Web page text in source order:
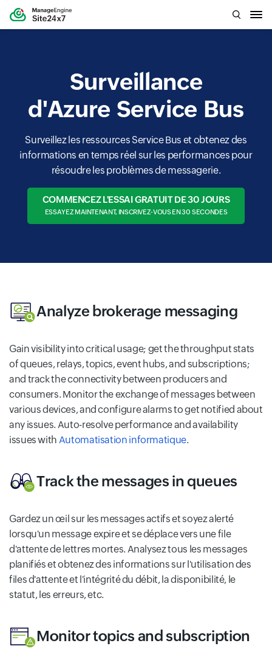
Surveillance
d'Azure Service Bus
Surveillez les ressources Service Bus et obtenez des
informations en temps réel sur les performances pour
résoudre les problèmes de messagerie.
COMMENCEZ L'ESSAI GRATUIT DE 30 JOURS
ESSAYEZ MAINTENANT, INSCRIVEZ-VOUS EN 30 SECONDES
Analyze brokerage messaging
Gain visibility into critical usage; get the throughput stats
of queues, relays, topics, event hubs, and subscriptions;
and track the connectivity between producers and
consumers. Monitor the exchange of messages between
various devices, and configure alarms to get notified about
any issues. Auto-resolve performance and availability
issues with Automatisation informatique.
Track the messages in queues
Gardez un œil sur les messages actifs et soyez alerté
lorsqu'un message expire et se déplace vers une file
d'attente de lettres mortes. Analysez tous les messages
planifiés et obtenez des informations sur l'utilisation des
files d'attente et l'intégrité du débit, la disponibilité, le
statut, les erreurs, etc.
Monitor topics and subscription